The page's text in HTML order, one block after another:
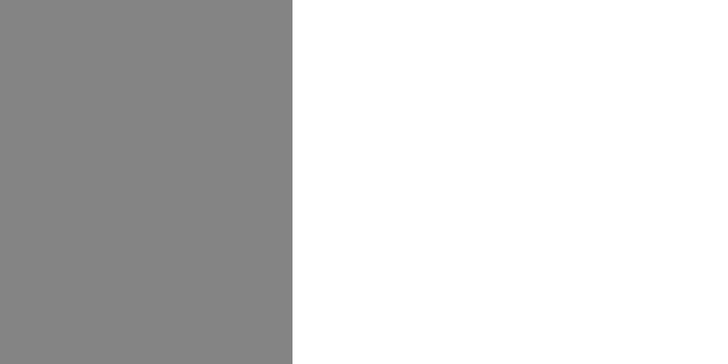
Betreuung durch einen
Auswahl aus ca. 50